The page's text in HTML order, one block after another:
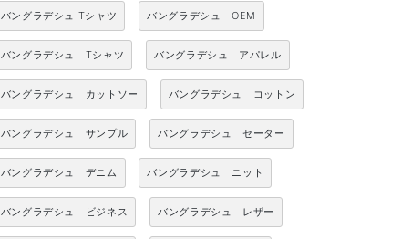
バングラデシュ Tシャツ バングラデシュ OEM
バングラデシュ Tシャツ バングラデシュ アパレル
バングラデシュ カットソー バングラデシュ コットン
バングラデシュ サンプル バングラデシュ セーター
バングラデシュ デニム バングラデシュ ニット
バングラデシュ ビジネス バングラデシュ レザー